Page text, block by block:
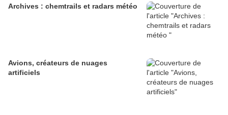
Archives : chemtrails et radars météo
Avions, créateurs de nuages
artificiels